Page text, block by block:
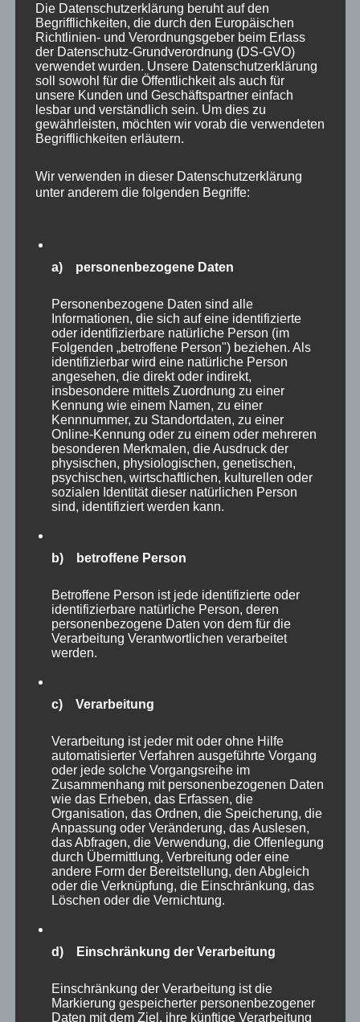
wurde, “einen Narren gefressen” habe. Ich
könnte ihm stundenlang zusehen, allein schon
wegen des Kontrastes zu seinem riesigen 5-
Meter-großen Vaters. Wie klein und
zerbrechlich er doch im Vergleich wirkt,
obwohl er inzwischen sicher auch bereits die
zwei Meter überschritten haben dürfte. Die
Rothschild Giraffen sind einfach sehr
majestätische und beeindruckende Tiere!
Die Datenschutzerklärung beruht auf den
Begrifflichkeiten, die durch den Europäischen
Richtlinien- und Verordnungsgeber beim Erlass
der Datenschutz-Grundverordnung (DS-GVO)
verwendet wurden. Unsere Datenschutzerklärung
soll sowohl für die Öffentlichkeit als auch für
unsere Kunden und Geschäftspartner einfach
lesbar und verständlich sein. Um dies zu
gewährleisten, möchten wir vorab die verwendeten
Begrifflichkeiten erläutern.
Wir verwenden in dieser Datenschutzerklärung
unter anderem die folgenden Begriffe:
a) personenbezogene Daten
Personenbezogene Daten sind alle
Informationen, die sich auf eine identifizierte
oder identifizierbare natürliche Person (im
Folgenden „betroffene Person") beziehen. Als
identifizierbar wird eine natürliche Person
angesehen, die direkt oder indirekt,
insbesondere mittels Zuordnung zu einer
Kennung wie einem Namen, zu einer
Kennnummer, zu Standortdaten, zu einer
Online-Kennung oder zu einem oder mehreren
besonderen Merkmalen, die Ausdruck der
physischen, physiologischen, genetischen,
psychischen, wirtschaftlichen, kulturellen oder
sozialen Identität dieser natürlichen Person
sind, identifiziert werden kann.
b) betroffene Person
Betroffene Person ist jede identifizierte oder
identifizierbare natürliche Person, deren
personenbezogene Daten von dem für die
Verarbeitung Verantwortlichen verarbeitet
werden.
c) Verarbeitung
Verarbeitung ist jeder mit oder ohne Hilfe
automatisierter Verfahren ausgeführte Vorgang
oder jede solche Vorgangsreihe im
Zusammenhang mit personenbezogenen Daten
wie das Erheben, das Erfassen, die
Organisation, das Ordnen, die Speicherung, die
Anpassung oder Veränderung, das Auslesen,
das Abfragen, die Verwendung, die Offenlegung
durch Übermittlung, Verbreitung oder eine
andere Form der Bereitstellung, den Abgleich
oder die Verknüpfung, die Einschränkung, das
Löschen oder die Vernichtung.
d) Einschränkung der Verarbeitung
Einschränkung der Verarbeitung ist die
Markierung gespeicherter personenbezogener
Daten mit dem Ziel, ihre künftige Verarbeitung